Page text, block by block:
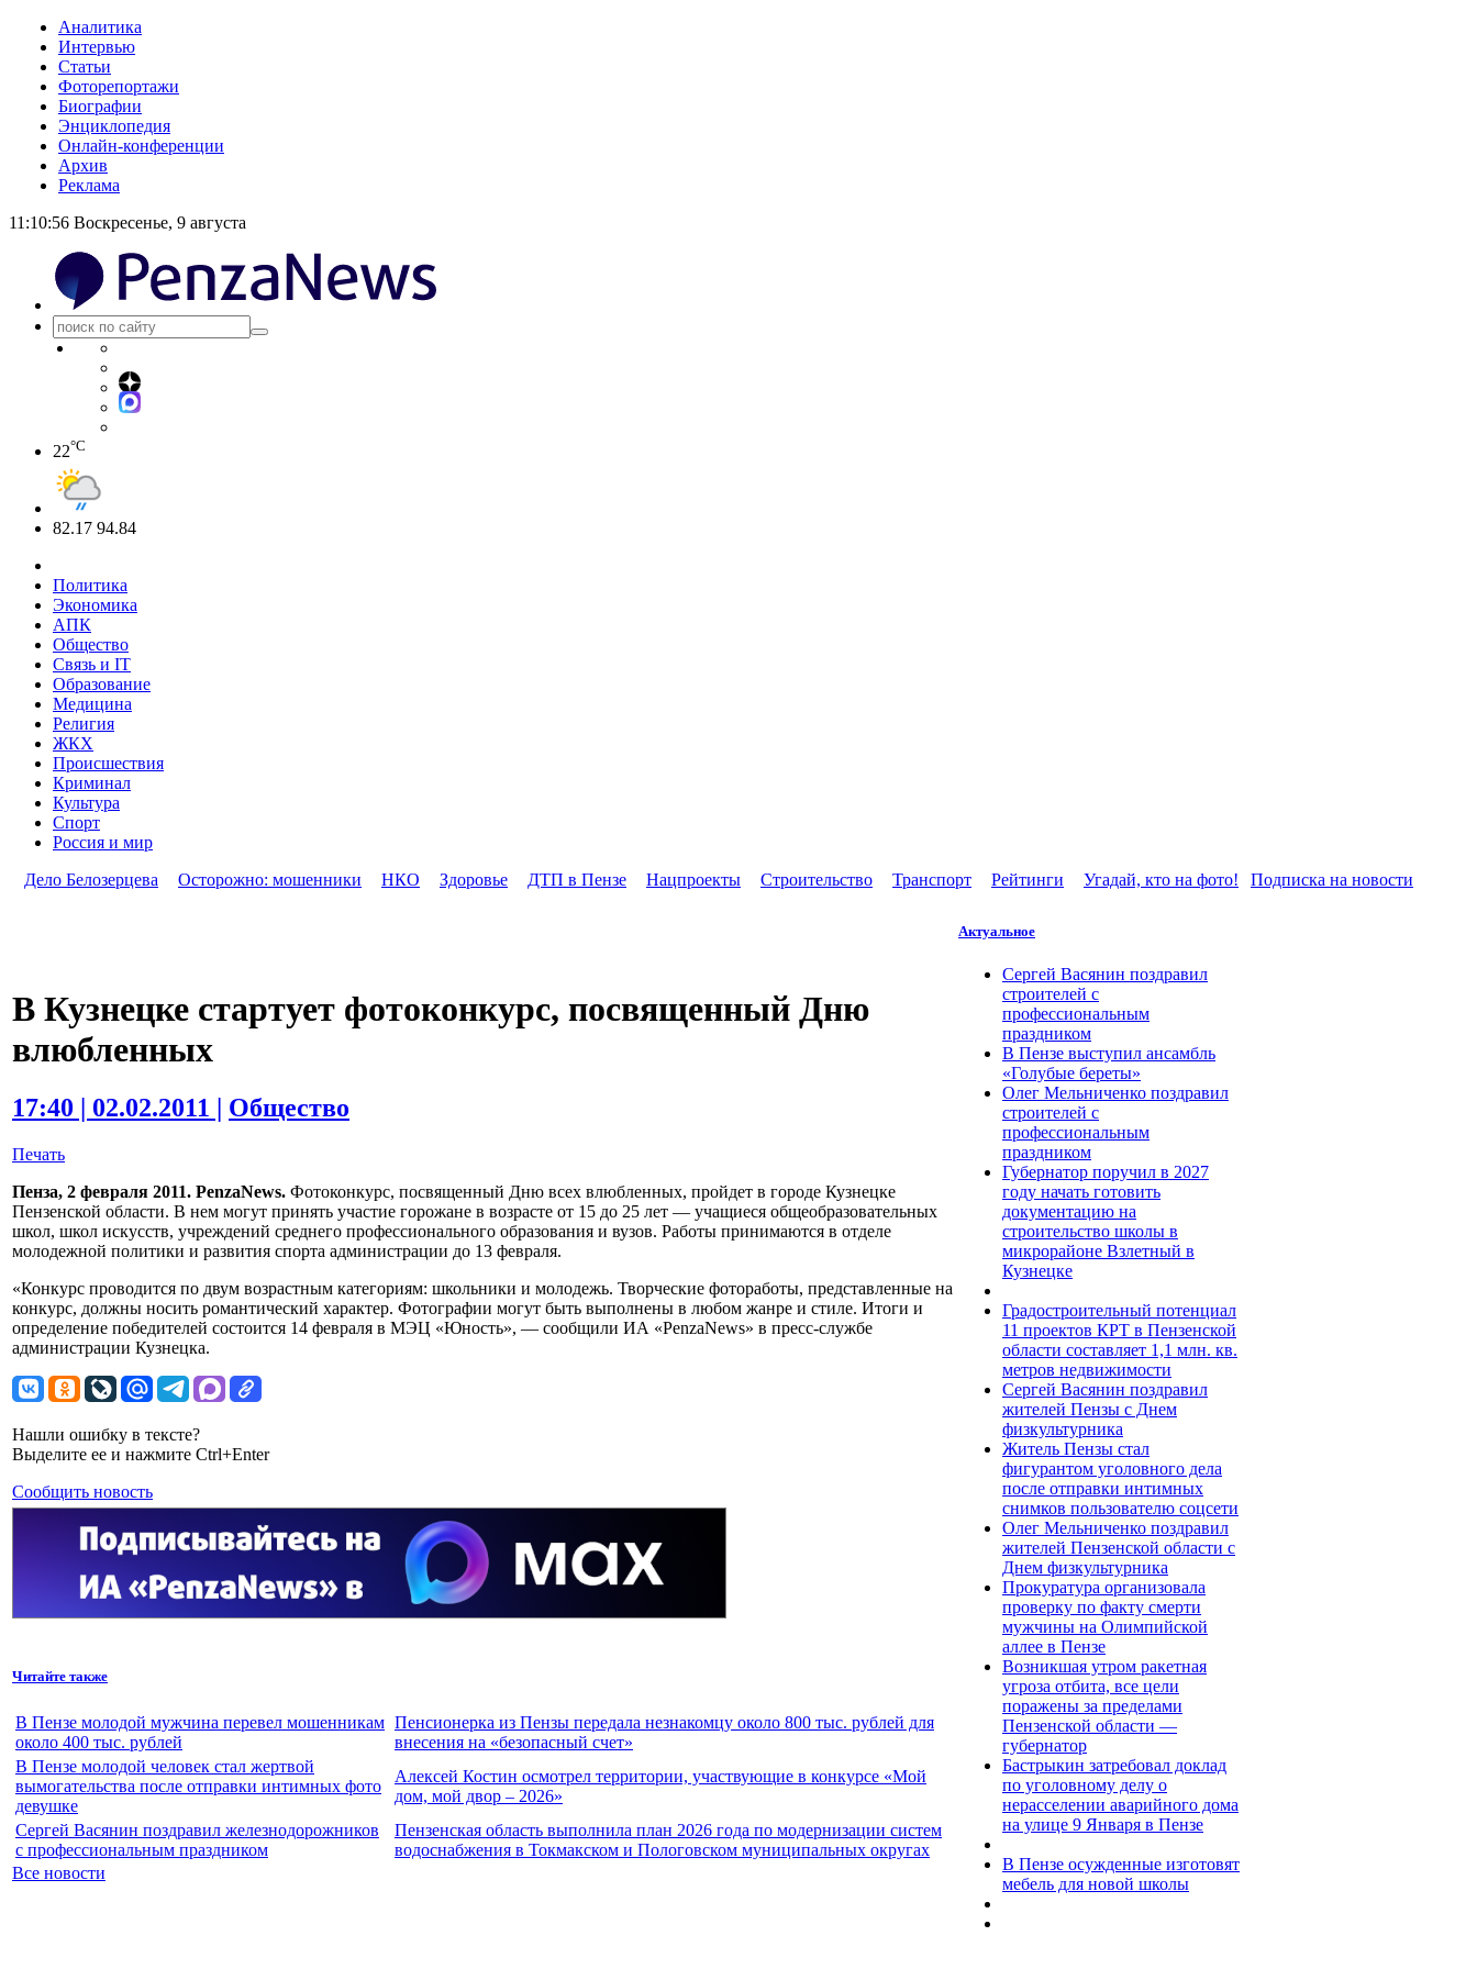
Аналитика
Интервью
Статьи
Фоторепортажи
Биографии
Энциклопедия
Онлайн-конференции
Архив
Реклама
11:10:56 Воскресенье, 9 августа
22°C
82.17 94.84
Политика
Экономика
АПК
Общество
Связь и IT
Образование
Медицина
Религия
ЖКХ
Происшествия
Криминал
Культура
Спорт
Россия и мир
Дело Белозерцева
Осторожно: мошенники НКО Здоровье ДТП в Пензе Нацпроекты Строительство Транспорт Рейтинги Угадай, кто на фото! Подписка на новости
В Кузнецке стартует фотоконкурс, посвященный Дню
влюбленных
17:40 | 02.02.2011 | Общество
Печать
Пенза, 2 февраля 2011. PenzaNews. Фотоконкурс, посвященный Дню всех влюбленных, пройдет в городе Кузнецке
Пензенской области. В нем могут принять участие горожане в возрасте от 15 до 25 лет — учащиеся общеобразовательных
школ, школ искусств, учреждений среднего профессионального образования и вузов. Работы принимаются в отделе
молодежной политики и развития спорта администрации до 13 февраля.
«Конкурс проводится по двум возрастным категориям: школьники и молодежь. Творческие фотоработы, представленные на
конкурс, должны носить романтический характер. Фотографии могут быть выполнены в любом жанре и стиле. Итоги и
определение победителей состоится 14 февраля в МЭЦ «Юность», — сообщили ИА «PenzaNews» в пресс-службе
администрации Кузнецка.
Нашли ошибку в тексте?
Выделите ее и нажмите Ctrl+Enter
Сообщить новость
Читайте также
В Пензе молодой мужчина перевел мошенникам
около 400 тыс. рублей
Пенсионерка из Пензы передала незнакомцу около 800 тыс. рублей для
внесения на «безопасный счет»
В Пензе молодой человек стал жертвой
вымогательства после отправки интимных фото
девушке
Алексей Костин осмотрел территории, участвующие в конкурсе «Мой
дом, мой двор – 2026»
Сергей Васянин поздравил железнодорожников
с профессиональным праздником
Пензенская область выполнила план 2026 года по модернизации систем
водоснабжения в Токмакском и Пологовском муниципальных округах
Все новости
Актуальное
Сергей Васянин поздравил
строителей с
профессиональным
праздником
В Пензе выступил ансамбль
«Голубые береты»
Олег Мельниченко поздравил
строителей с
профессиональным
праздником
Губернатор поручил в 2027
году начать готовить
документацию на
строительство школы в
микрорайоне Взлетный в
Кузнецке
Градостроительный потенциал
11 проектов КРТ в Пензенской
области составляет 1,1 млн. кв.
метров недвижимости
Сергей Васянин поздравил
жителей Пензы с Днем
физкультурника
Житель Пензы стал
фигурантом уголовного дела
после отправки интимных
снимков пользователю соцсети
Олег Мельниченко поздравил
жителей Пензенской области с
Днем физкультурника
Прокуратура организовала
проверку по факту смерти
мужчины на Олимпийской
аллее в Пензе
Возникшая утром ракетная
угроза отбита, все цели
поражены за пределами
Пензенской области —
губернатор
Бастрыкин затребовал доклад
по уголовному делу о
нерасселении аварийного дома
на улице 9 Января в Пензе
В Пензе осужденные изготовят
мебель для новой школы